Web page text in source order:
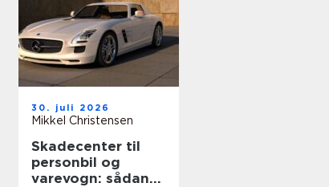
30. juli 2026
Mikkel Christensen
Skadecenter til
personbil og
varevogn: sådan